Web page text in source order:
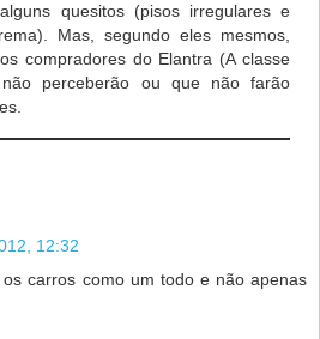
quesitos (pisos irregulares e
Mas, segundo eles mesmos,
compradores do Elantra (A classe
perceberão ou que não farão
12:32
carros como um todo e não apenas